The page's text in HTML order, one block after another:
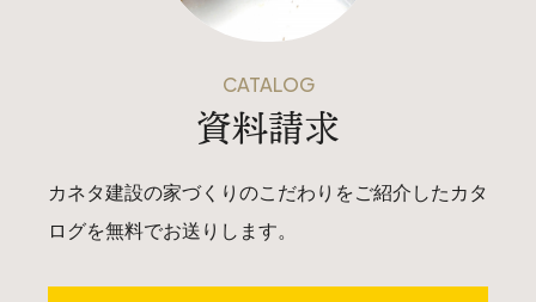
CATALOG
資料請求
カネタ建設の家づくりのこだわりをご紹介したカタ
ログを無料でお送りします。